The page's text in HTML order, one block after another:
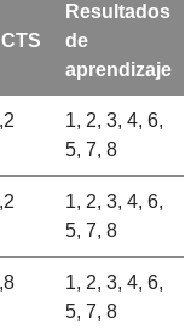
Resultados
de
aprendizaje
1, 2, 3, 4, 6,
5, 7, 8
1, 2, 3, 4, 6,
5, 7, 8
1, 2, 3, 4, 6,
5, 7, 8